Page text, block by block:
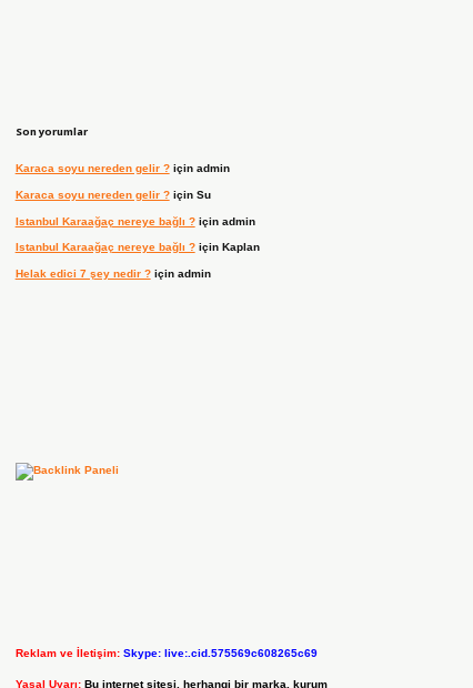
Son yorumlar
Karaca soyu nereden gelir ?için admin
Karaca soyu nereden gelir ?için Su
Istanbul Karaağaç nereye bağlı ?için admin
Istanbul Karaağaç nereye bağlı ?için Kaplan
Helak edici 7 şey nedir ?için admin
Reklam ve İletişim: Skype: live:.cid.575569c608265c69
Yasal Uyarı: Bu internet sitesi, herhangi bir marka, kurum